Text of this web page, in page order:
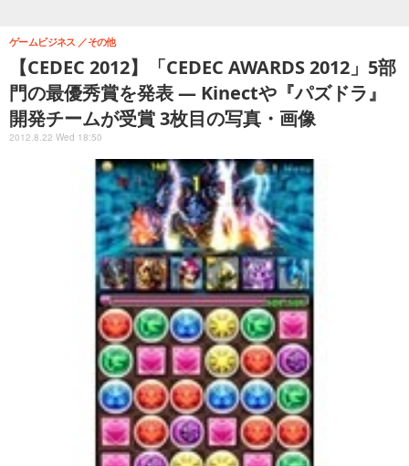
【CEDEC 2012】「CEDEC AWARDS 2012」5部
門の最優秀賞を発表 ― Kinectや『パズドラ』
開発チームが受賞 3枚目の写真・画像
ゲームビジネス その他
2012.8.22 Wed 18:50